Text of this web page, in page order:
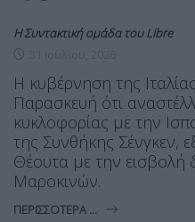
Η Συντακτική ομάδα του Libre
Η κυβέρνηση της
Παρασκευή ότι
κυκλοφορίας με την
της Συνθήκης Σένγκεν,
Θέουτα με την εισβολή
Μαροκινών.
ΠΕΡΙΣΣΌΤΕΡΑ ...